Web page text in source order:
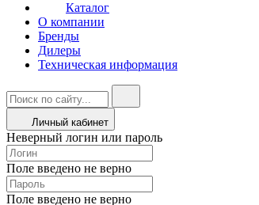
Каталог
О компании
Бренды
Дилеры
Техническая информация
Личный кабинет
Неверный логин или пароль
Поле введено не верно
Поле введено не верно